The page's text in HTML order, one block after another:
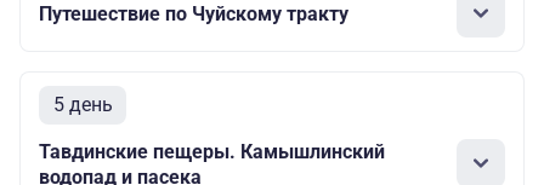
Путешествие по Чуйскому тракту
5 день
Тавдинские пещеры. Камышлинский
водопад и пасека